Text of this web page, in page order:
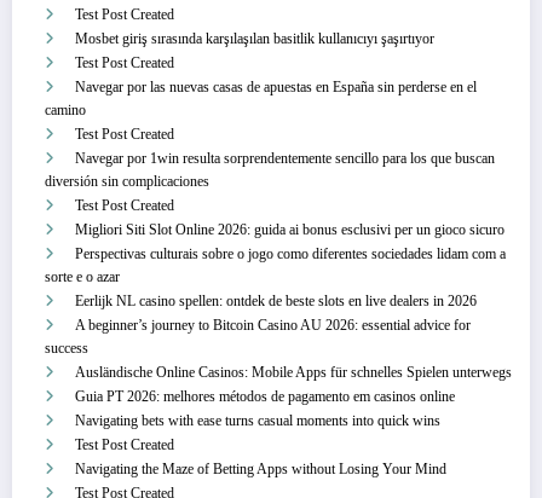
Test Post Created
Mosbet giriş sırasında karşılaşılan basitlik kullanıcıyı şaşırtıyor
Test Post Created
Navegar por las nuevas casas de apuestas en España sin perderse en el
camino
Test Post Created
Navegar por 1win resulta sorprendentemente sencillo para los que buscan
diversión sin complicaciones
Test Post Created
Migliori Siti Slot Online 2026: guida ai bonus esclusivi per un gioco sicuro
Perspectivas culturais sobre o jogo como diferentes sociedades lidam com a
sorte e o azar
Eerlijk NL casino spellen: ontdek de beste slots en live dealers in 2026
A beginner’s journey to Bitcoin Casino AU 2026: essential advice for
success
Ausländische Online Casinos: Mobile Apps für schnelles Spielen unterwegs
Guia PT 2026: melhores métodos de pagamento em casinos online
Navigating bets with ease turns casual moments into quick wins
Test Post Created
Navigating the Maze of Betting Apps without Losing Your Mind
Test Post Created